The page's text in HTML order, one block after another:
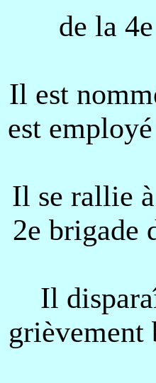
de la
Il est
est
Il se rallie
2e brigade
Il
grièvement